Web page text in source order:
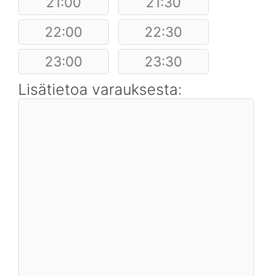
22:00
22:30
23:00
23:30
Lisätietoa varauksesta: